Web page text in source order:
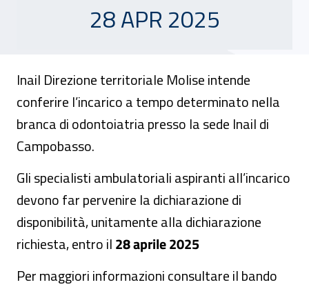
28 APR 2025
Inail Direzione territoriale Molise intende
conferire l’incarico a tempo determinato nella
branca di odontoiatria presso la sede Inail di
Campobasso.
Gli specialisti ambulatoriali aspiranti all’incarico
devono far pervenire la dichiarazione di
disponibilità, unitamente alla dichiarazione
richiesta, entro il28 aprile 2025
Per maggiori informazioni consultare il bando